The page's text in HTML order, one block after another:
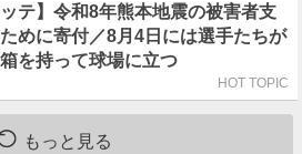
ッテ】令和8年熊本地震の被害者支
めに寄付／8月4日には選手たちが
を持って球場に立つ
HOT TOPIC
もっと見る